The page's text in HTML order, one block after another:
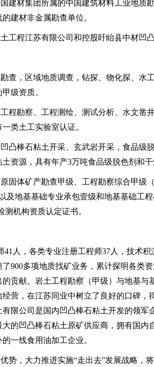
建材集团所属的中国建筑材料工业地质
建材非金属勘查单位。
工程江苏有限公司和控股盱眙县中材凹
，区域地质调查，钻探、物化探、水
级资质。
勘察、工程测绘、测试分析、水文凿
一类土工实验室认证。
棒石粘土开采、玄武岩开采，食品级脱
资源，具有年产3万吨食品级脱色剂和干
固体矿产勘查甲级、工程勘察综合甲级
及地基基础专业承包壹级和地基基础工
机构资质认定证书。
人，各类专业注册工程师37人，技术
900多项地质找矿业务，累计探明各类
贡献。岩土工程勘察（甲级）与地基与
营，在江苏同业中树立了良好的口碑，
限公司是国内凹凸棒石粘土开发的领军
的凹凸棒石粘土原矿供应商，拥有国内
一线食用油加工企业。
势，大力推进实施“走出去”发展战略，